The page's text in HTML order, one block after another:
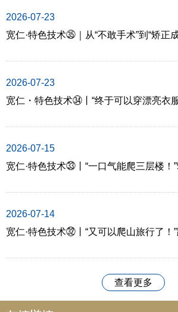
2026-07-23
宽仁·特色技术㉟｜从“不敢手术”到“矫正
专家为她定制个性化手术方案“多保一节
2026-07-23
宽仁・特色技术㉞丨“终于可以穿漂亮衣
柱矫正术后重获挺拔身姿
2026-07-15
宽仁·特色技术㉝丨“一口气能爬三层楼！
者术后复诊，笑着走出重医附二院
2026-07-14
宽仁·特色技术㉜丨“又可以爬山旅行了！
突”，重医附二院微创手术为她解忧
查看更多